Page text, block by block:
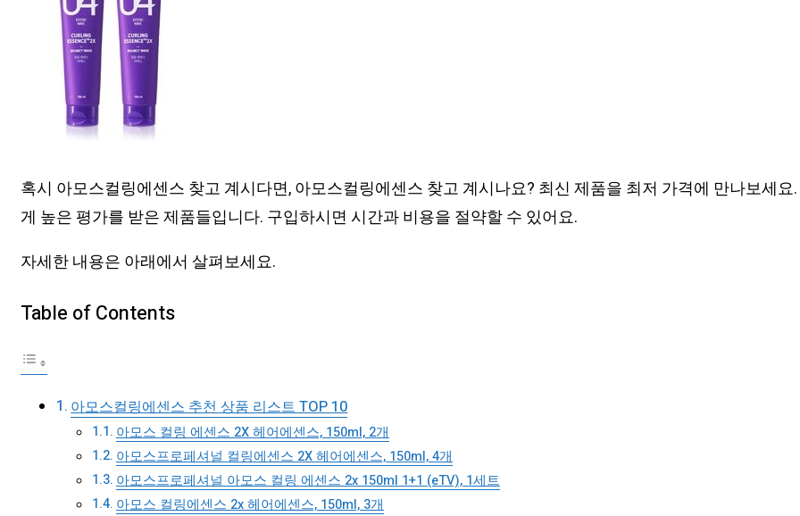
혹시 아모스컬링에센스 찾고 계시다면, 아모스컬링에센스 찾고 계시나요? 최신 제품을 최저 가격에 만나보세
게 높은 평가를 받은 제품들입니다. 구입하시면 시간과 비용을 절약할 수 있어요.
자세한 내용은 아래에서 살펴보세요.
Table of Contents
아모스컬링에센스 추천 상품 리스트 TOP 10
아모스 컬링 에센스 2X 헤어에센스, 150ml, 2개
아모스프로페셔널 컬링에센스 2X 헤어에센스, 150ml, 4개
아모스프로페셔널 아모스 컬링 에센스 2x 150ml 1+1 (eTV), 1세트
아모스 컬링에센스 2x 헤어에센스, 150ml, 3개